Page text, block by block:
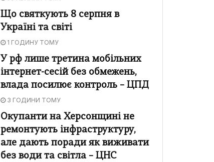
Що святкують 8 серпня в
Україні та світі
1 ГОДИНУ ТОМУ
У рф лише третина мобільних
інтернет-сесій без обмежень,
влада посилює контроль – ЦПД
3 ГОДИНИ ТОМУ
Окупанти на Херсонщині не
ремонтують інфраструктуру,
але дають поради як виживати
без води та світла – ЦНС